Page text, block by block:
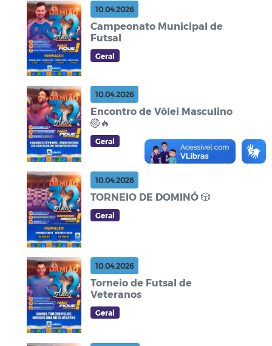
10.04.2026
Campeonato Municipal de
Futsal
Geral
10.04.2026
Encontro de Vôlei Masculino
🏐🔥
Geral
10.04.2026
TORNEIO DE DOMINÓ 🎲
Geral
10.04.2026
Torneio de Futsal de
Veteranos
Geral